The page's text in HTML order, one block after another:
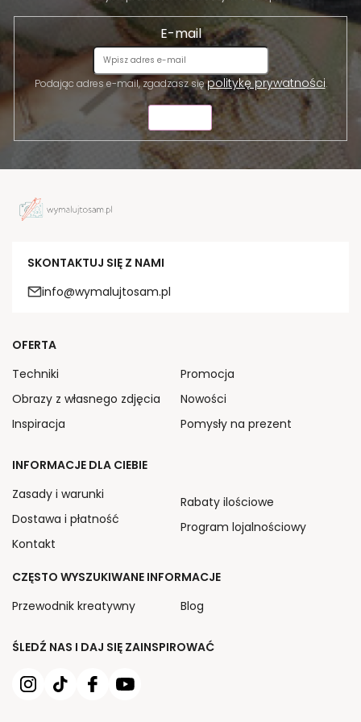
E-mail
Podając adres e-mail, zgadzasz siępolitykę prywatności.
SKONTAKTUJ SIĘ Z NAMI
info@wymalujtosam.pl
ŚLEDŹ NAS I DAJ SIĘ ZAINSPIROWAĆ
OFERTA
Techniki
Obrazy z własnego zdjęcia
Inspiracja
Promocja
Nowości
Pomysły na prezent
INFORMACJE DLA CIEBIE
Zasady i warunki
Dostawa i płatność
Kontakt
Rabaty ilościowe
Program lojalnościowy
CZĘSTO WYSZUKIWANE INFORMACJE
Przewodnik kreatywny
Blog